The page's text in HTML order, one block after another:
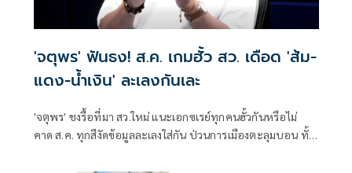
'จตุพร' ฟันธง! ส.ค. เกมฮั้ว สว. เดือด 'ส้ม-
แดง-น้ำเงิน' ละเลงกันเละ
'จตุพร' ชงรื้อที่มา สว.ใหม่ แนะเอกซเรย์ทุกคนฮั้วกันหรือไม่
คาด ส.ค. ทุกสีงัดข้อมูลละเลงใส่กัน ป่วนการเมืองตะลุมบอน ทั้ง